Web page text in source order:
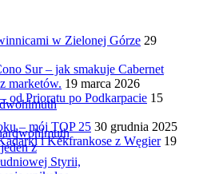
w Zielonej Górze 29
Sur – jak smakuje Cabernet
marketów. 19 marca 2026
od Prioratu po Podkarpacie 15
– mój TOP 25 30 grudnia 2025
i Kékfrankose z Węgier 19